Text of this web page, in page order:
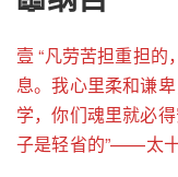
壹 “凡劳苦担重担
息。我心里柔和谦
学，你们魂里就必
子是轻省的”——太十